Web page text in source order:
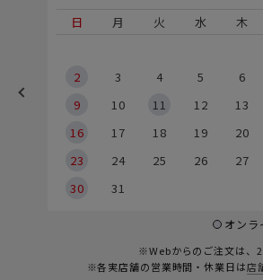
日
月 火 水 木
2
3 4 5 6
9
10 11 12 13
16
17 18 19 20
23
24 25 26 27
30
31
オンラ
※Webからのご注文は、
※各実店舗の営業時間・休業日は店